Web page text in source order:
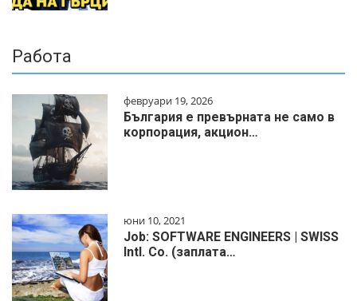
Работа
февруари 19, 2026
България е превърната не само в
корпорация, акцион…
юни 10, 2021
Job: SOFTWARE ENGINEERS | SWISS
Intl. Co. (заплата…